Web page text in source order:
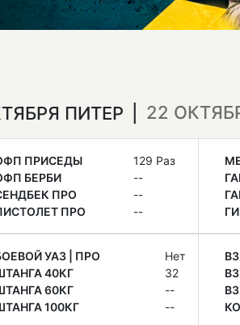
ПИТЕР 22
ПРИСЕДЫ
129 Раз
БЕРБИ
--
ПРО
--
ПРО
--
УАЗ | ПРО
Нет
40КГ
32
60КГ
--
100КГ
--